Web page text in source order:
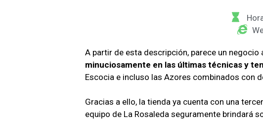
A partir de esta descripción, parece un
minuciosamente en las últimas técnicas y
Escocia e incluso las Azores combinados con
Gracias a ello, la tienda ya cuenta con una
equipo de La Rosaleda seguramente brindará